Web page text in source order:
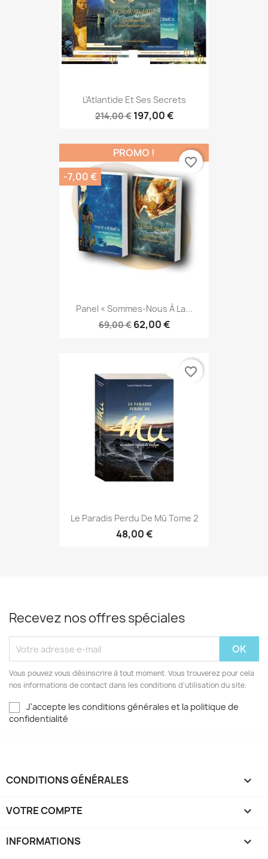
L'Atlantide Et Ses Secrets
214,00 € 197,00 €
Panel « Sommes-Nous À La...
69,00 € 62,00 €
PROMO !
-7,00 €
favorite_border
Le Paradis Perdu De Mû Tome 2
48,00 €
favorite_border
Recevez nos offres spéciales
Vous pouvez vous désinscrire à tout moment. Vous trouverez pour cela
nos informations de contact dans les conditions d'utilisation du site.
J'accepte les conditions générales et la politique de
confidentialité
CONDITIONS GÉNÉRALES 
VOTRE COMPTE 
INFORMATIONS keyboard_arrow_down